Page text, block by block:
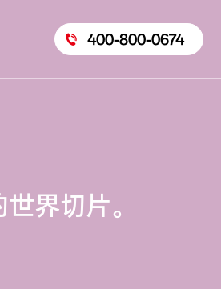
400-800-0674
界切片。